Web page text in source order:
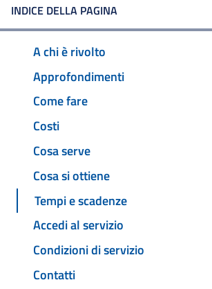
INDICE DELLA PAGINA
A chi è rivolto
Approfondimenti
Come fare
Costi
Cosa serve
Cosa si ottiene
Tempi e scadenze
Accedi al servizio
Condizioni di servizio
Contatti